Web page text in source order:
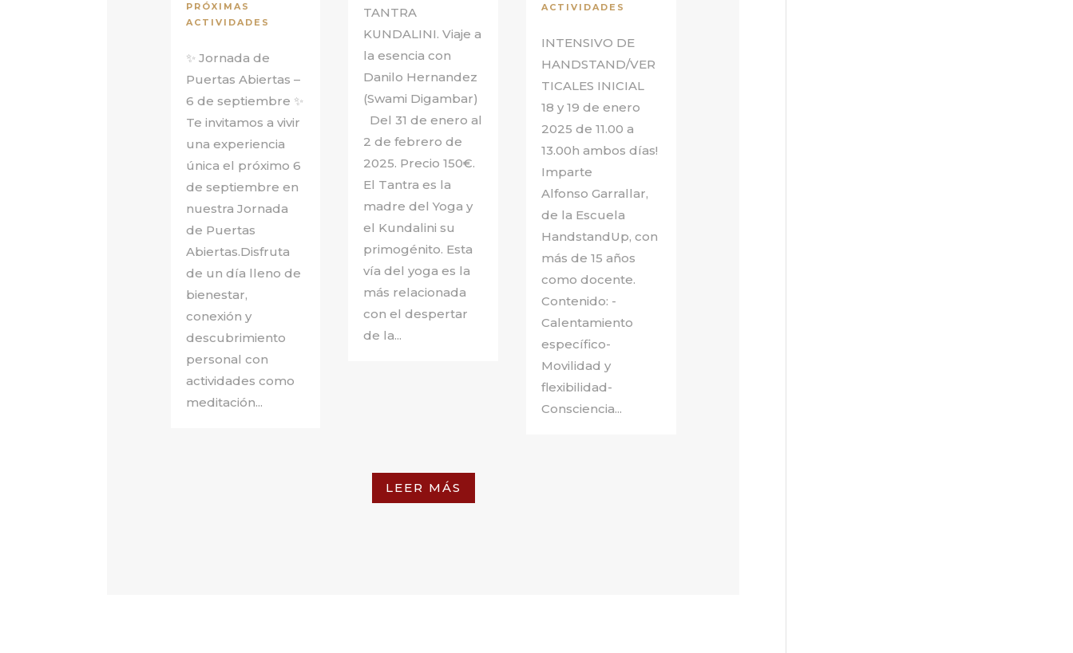
PRÓXIMAS
ACTIVIDADES
✨ Jornada de
Puertas Abiertas –
6 de septiembre ✨
Te invitamos a vivir
una experiencia
única el próximo 6
de septiembre en
nuestra Jornada
de Puertas
Abiertas.Disfruta
de un día lleno de
bienestar,
conexión y
descubrimiento
personal con
actividades como
meditación...
TANTRA
KUNDALINI. Viaje a
la esencia con
Danilo Hernandez
(Swami Digambar)
Del 31 de enero al
2 de febrero de
2025. Precio 150€.
El Tantra es la
madre del Yoga y
el Kundalini su
primogénito. Esta
vía del yoga es la
más relacionada
con el despertar
de la...
ACTIVIDADES
INTENSIVO DE
HANDSTAND/VER
TICALES INICIAL
18 y 19 de enero
2025 de 11.00 a
13.00h ambos días!
Imparte
Alfonso Garrallar,
de la Escuela
HandstandUp, con
más de 15 años
como docente.
Contenido: -
Calentamiento
específico-
Movilidad y
flexibilidad-
Consciencia...
LEER MÁS